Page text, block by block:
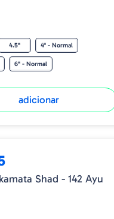
4.5" 4" - Normal
6" - Normal
adicionar
Shad - 142 Ayu